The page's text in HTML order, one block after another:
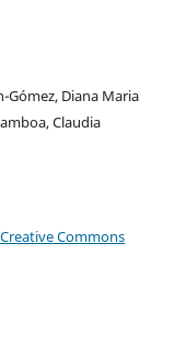
Gómez, Diana Maria
Claudia
Creative Commons